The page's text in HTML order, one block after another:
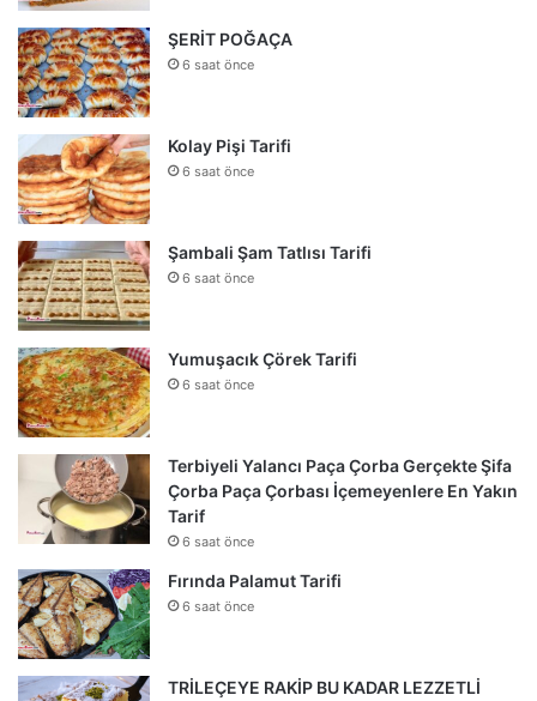
ŞERİT POĞAÇA
6 saat önce
Kolay Pişi Tarifi
6 saat önce
Şambali Şam Tatlısı Tarifi
6 saat önce
Yumuşacık Çörek Tarifi
6 saat önce
Terbiyeli Yalancı Paça Çorba Gerçekte Şifa
Çorba Paça Çorbası İçemeyenlere En Yakın
Tarif
6 saat önce
Fırında Palamut Tarifi
6 saat önce
TRİLEÇEYE RAKİP BU KADAR LEZZETLİ